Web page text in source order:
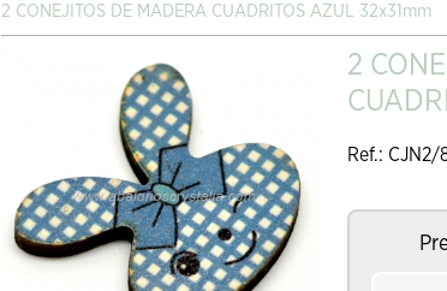
2 CONEJITOS DE MADERA CUADRITOS AZUL 32x31mm
2
Ref.: CJN2/